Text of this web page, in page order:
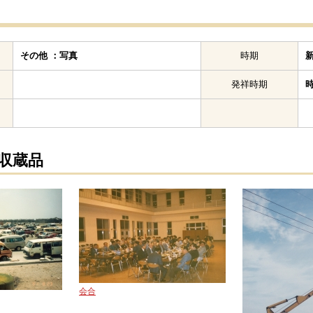
その他 ：写真 時期
発祥時期
蔵品
会合